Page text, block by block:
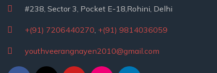
#238, Sector 3, Pocket E-18,Rohini, Delhi
+(91) 7206440270 +(91) 9814036059
youthveerangnayen2010@gmail.com